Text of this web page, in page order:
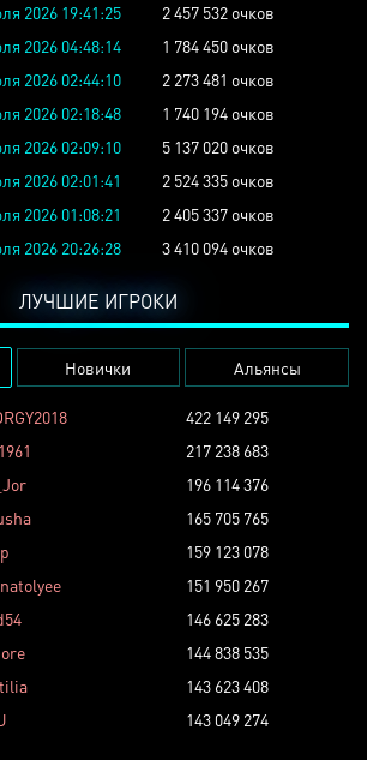
2026 19:41:25
2 457 532 очков
2026 04:48:14
1 784 450 очков
2026 02:44:10
2 273 481 очков
2026 02:18:48
1 740 194 очков
2026 02:09:10
5 137 020 очков
2026 02:01:41
2 524 335 очков
2026 01:08:21
2 405 337 очков
2026 20:26:28 3 410 094 очков
ЛУЧШИЕ ИГРОКИ
Новички Альянсы
422 149 295
217 238 683
196 114 376
165 705 765
159 123 078
151 950 267
146 625 283
144 838 535
143 623 408
143 049 274